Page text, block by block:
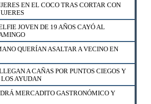
DE DROGA AL MENUDEO EN CURIME
CARNE DE LA ESPECIE VENADO
MURCIÉLAGO DEL ACG
CASTRO, ESHCONINCO Y DISTO
FEST CR EN PLAYA TAMARINDO
SOBRE ALLANAMIENTO DE OIJ
EN EL COCO TRAS CORTAR CON
JOVEN DE 19 AÑOS CAYÓ AL
QUERÍAN ASALTAR A VECINO EN
A CAÑAS POR PUNTOS CIEGOS Y
AYUDAN
MERCADITO GASTRONÓMICO Y